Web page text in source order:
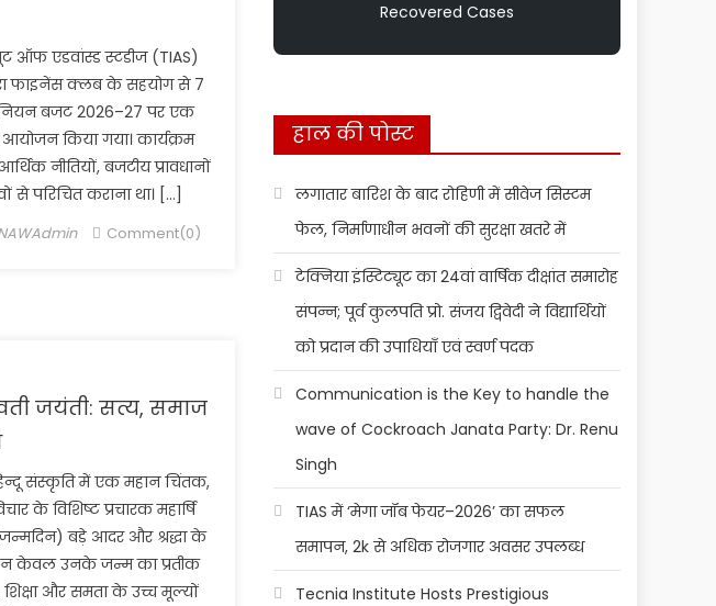
ऑफ एडवांस्ड स्टडीज (TIAS)
फाइनेंस क्लब के सहयोग से 7
बजट 2026–27 पर एक
किया गया। कार्यक्रम
नीतियों, बजटीय प्रावधानों
से परिचित कराना था। […]
Comment(0)
जयंती: सत्य, समाज
संस्कृति में एक महान चिंतक,
के विशिष्ट प्रचारक महार्षि
बड़े आदर और श्रद्धा के
न केवल उनके जन्म का प्रतीक
और समता के उच्च मूल्यों
Recovered Cases
हाल की पोस्ट
लगातार बारिश के बाद रोहिणी में सीवेज सिस्टम
फेल, निर्माणाधीन भवनों की सुरक्षा खतरे में
टेक्निया इंस्टिट्यूट का 24वां वार्षिक दीक्षांत समारोह
संपन्न; पूर्व कुलपति प्रो. संजय द्विवेदी ने विद्यार्थियों
को प्रदान की उपाधियाँ एवं स्वर्ण पदक
Communication is the Key to handle the
wave of Cockroach Janata Party: Dr. Renu
Singh
TIAS में ‘मेगा जॉब फेयर–2026’ का सफल
समापन, 2k से अधिक रोजगार अवसर उपलब्ध
Tecnia Institute Hosts Prestigious